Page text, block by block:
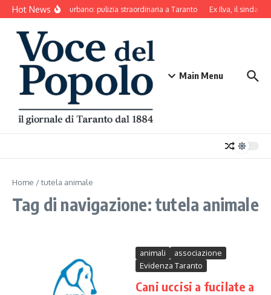
Salta al contenuto
Hot NewsDecoro urbano: pulizia straordinaria a Taranto Ex Ilva, il sindaco
Main Menu
Home /tutela animale
Tag di navigazione: tutela animale
animali
associazione
Evidenza Taranto
Cani uccisi a fucilate a